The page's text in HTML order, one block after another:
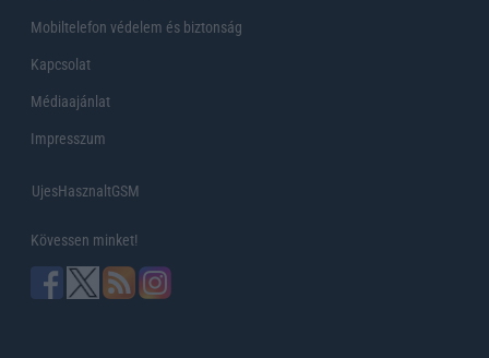
Mobiltelefon védelem és biztonság
Kapcsolat
Médiaajánlat
Impresszum
UjesHasznaltGSM
Kövessen minket!